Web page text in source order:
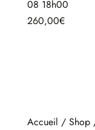
08 18h00
260,00€
Accueil / Shop